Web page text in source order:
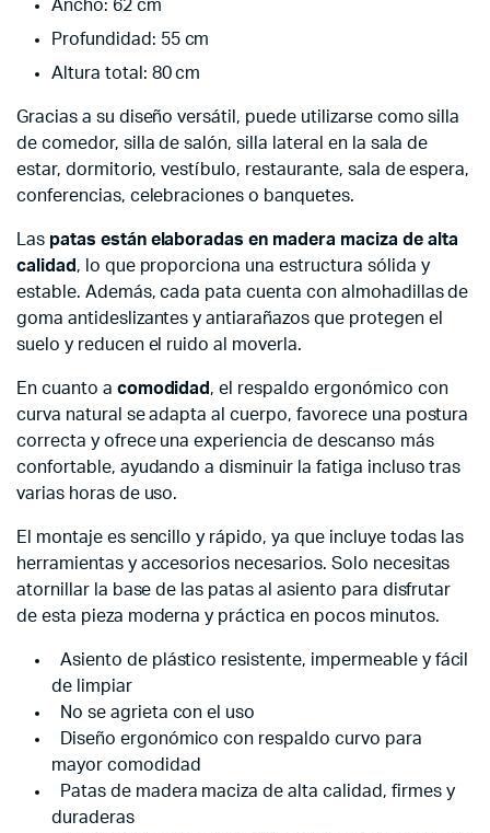
Ancho: 62 cm
Profundidad: 55 cm
Altura total: 80 cm
Gracias a su diseño versátil, puede utilizarse como silla
de comedor, silla de salón, silla lateral en la sala de
estar, dormitorio, vestíbulo, restaurante, sala de espera,
conferencias, celebraciones o banquetes.
Las patas están elaboradas en madera maciza de alta
calidad , lo que proporciona una estructura sólida y
estable. Además, cada pata cuenta con almohadillas de
goma antideslizantes y antiarañazos que protegen el
suelo y reducen el ruido al moverla.
En cuanto a comodidad , el respaldo ergonómico con
curva natural se adapta al cuerpo, favorece una postura
correcta y ofrece una experiencia de descanso más
confortable, ayudando a disminuir la fatiga incluso tras
varias horas de uso.
El montaje es sencillo y rápido, ya que incluye todas las
herramientas y accesorios necesarios. Solo necesitas
atornillar la base de las patas al asiento para disfrutar
de esta pieza moderna y práctica en pocos minutos.
Asiento de plástico resistente, impermeable y fácil
de limpiar
No se agrieta con el uso
Diseño ergonómico con respaldo curvo para
mayor comodidad
Patas de madera maciza de alta calidad, firmes y
duraderas